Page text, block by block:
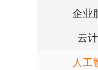
企业
云
人工